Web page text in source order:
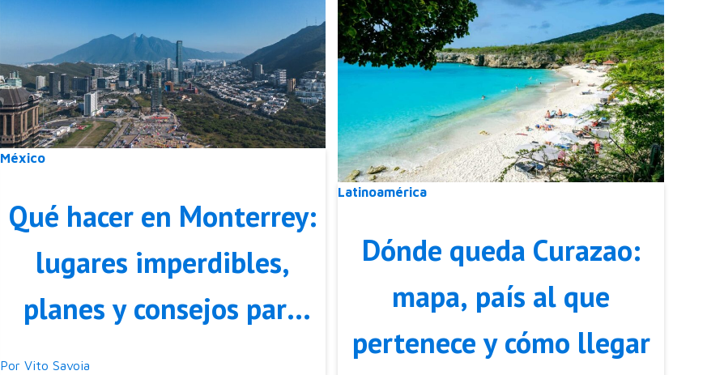
México
Qué hacer en Monterrey:
lugares imperdibles,
planes y consejos para
organizar tu viaje
Por Vito Savoia
Latinoamérica
Dónde queda Curazao:
mapa, país al que
pertenece y cómo llegar